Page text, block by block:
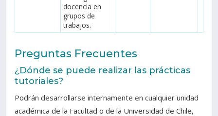
docencia en
grupos de
trabajos.
Preguntas Frecuentes
¿Dónde se puede realizar las prácticas
tutoriales?
Podrán desarrollarse internamente en cualquier unidad
académica de la Facultad o de la Universidad de Chile,